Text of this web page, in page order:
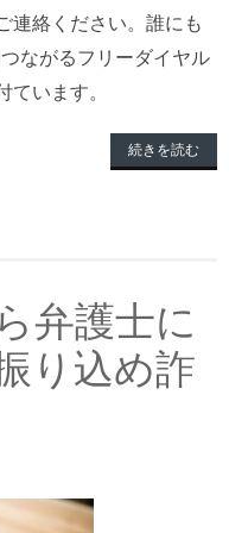
連絡ください。誰にも
ながるフリーダイヤル
います。
続きを読む
弁護士に
り込め詐